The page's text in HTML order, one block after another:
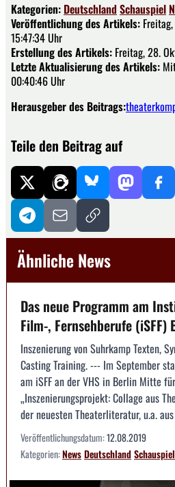
Kategorien: Deutschland Schauspiel
Veröffentlichung des Artikels:
15:47:34 Uhr
Erstellung des Artikels: Freitag, 28.
Letzte Aktualisierung des Artikels:
00:40:46 Uhr
Herausgeber des Beitrags:
Teile den Beitrag auf
Ähnliche News
Das neue Programm am
Film-, Fernsehberufe (iSFF)
Inszenierung von Suhrkamp Texten,
Casting Training. --- Im September
am iSFF an der VHS in Berlin Mitte
„Inszenierungsprojekt: Collage aus
der neuesten Theaterliteratur, u.a.
Veröffentlichungsdatum:12.08.2019
Kategorien:NewsDeutschlandSchauspiel